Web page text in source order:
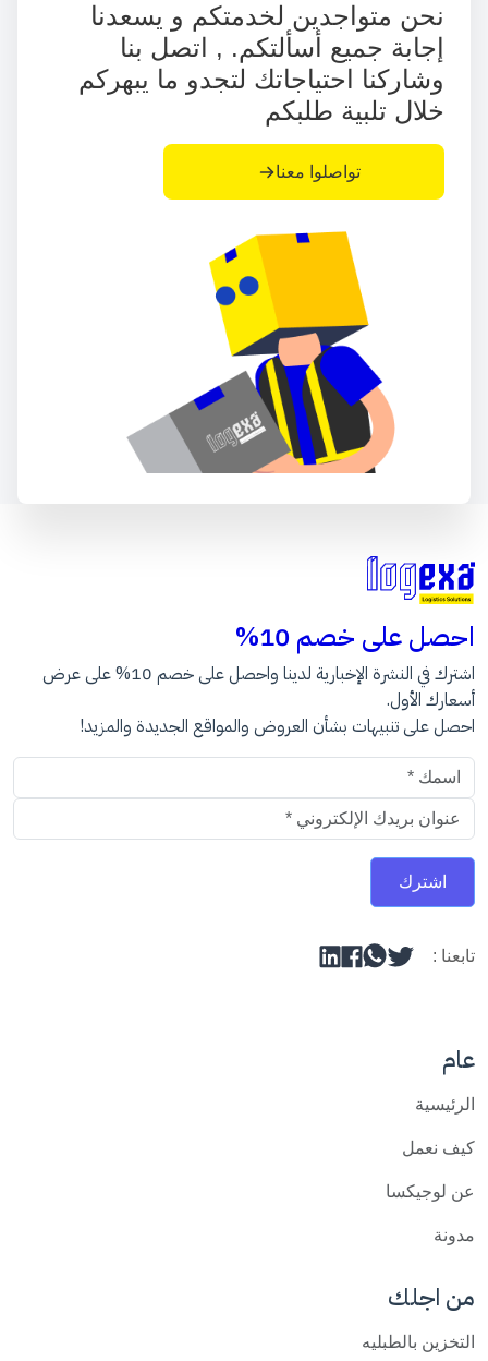
نحن متواجدين لخدمتكم و يسعدنا
إجابة جميع أسألتكم. , اتصل بنا
وشاركنا احتياجاتك لتجدو ما يبهركم
خلال تلبية طلبكم
تواصلوا معنا
احصل على خصم 10%
اشترك في النشرة الإخبارية لدينا واحصل على خصم 10% على عرض
أسعارك الأول.
احصل على تنبيهات بشأن العروض والمواقع الجديدة والمزيد!
عنوان البريد الالكتروني
اشترك
تابعنا :
عام
الرئيسية
كيف نعمل
عن لوجيكسا
مدونة
من اجلك
التخزين بالطبليه